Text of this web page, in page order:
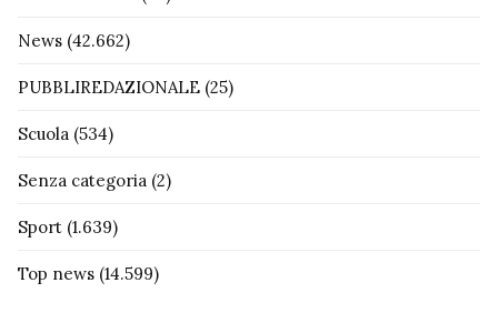
News (42.662)
PUBBLIREDAZIONALE (25)
Scuola (534)
Senza categoria (2)
Sport (1.639)
Top news (14.599)